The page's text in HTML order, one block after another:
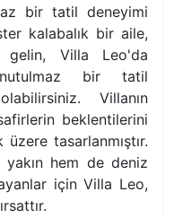
bir tatil deneyimi
kalabalık bir aile,
Villa Leo'da
bir tatil
Villanın
beklentilerini
tasarlanmıştır.
hem de deniz
için Villa Leo,